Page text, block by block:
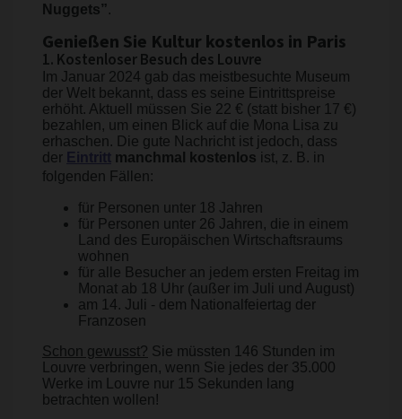
Nuggets”.
Genießen Sie Kultur kostenlos in Paris
1. Kostenloser Besuch des Louvre
Im Januar 2024 gab das meistbesuchte Museum
der Welt bekannt, dass es seine Eintrittspreise
erhöht. Aktuell müssen Sie 22 € (statt bisher 17 €)
bezahlen, um einen Blick auf die Mona Lisa zu
erhaschen. Die gute Nachricht ist jedoch, dass
der Eintritt manchmal kostenlos ist, z. B. in
folgenden Fällen:
für Personen unter 18 Jahren
für Personen unter 26 Jahren, die in einem
Land des Europäischen Wirtschaftsraums
wohnen
für alle Besucher an jedem ersten Freitag im
Monat ab 18 Uhr (außer im Juli und August)
am 14. Juli - dem Nationalfeiertag der
Franzosen
Schon gewusst? Sie müssten 146 Stunden im
Louvre verbringen, wenn Sie jedes der 35.000
Werke im Louvre nur 15 Sekunden lang
betrachten wollen!